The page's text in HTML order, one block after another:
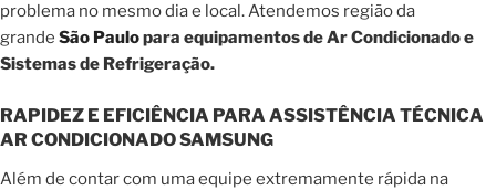
problema no mesmo dia e local. Atendemos região da
grande São Paulopara equipamentos de Ar Condicionado e
Sistemas de Refrigeração.
RAPIDEZ E EFICIÊNCIA PARA ASSISTÊNCIA TÉCNICA
AR CONDICIONADO SAMSUNG
Além de contar com uma equipe extremamente rápida na